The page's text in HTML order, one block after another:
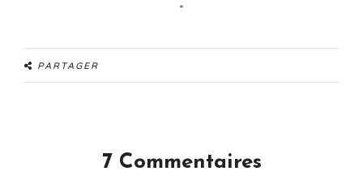
*
PARTAGER
7 Commentaires